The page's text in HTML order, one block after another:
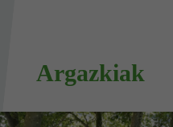
Argazkiak